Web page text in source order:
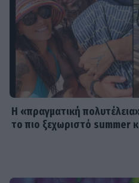
SHOWBIZ
Η «πραγματική
Βαλαβάνη μέσα από το πιο
ξεχωριστό summer καρουζέλ
φωτογραφιών
είναι γεμάτη κοινές στιγμές
Η «πραγματική
το πιο ξεχωριστό summer